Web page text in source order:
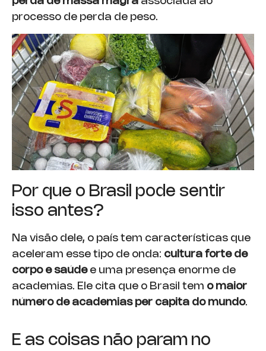
processo de perda de peso.
Por que o Brasil pode sentir
isso antes?
Na visão dele, o país tem características que
aceleram esse tipo de onda: cultura forte de
corpo e saúdee uma presença enorme de
academias. Ele cita que o Brasil tem o maior
número de academias per capita do mundo.
E as coisas não param no